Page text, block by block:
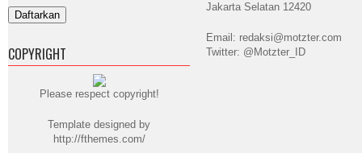
COPYRIGHT
Please respect copyright!
Template designed by
http://fthemes.com/
Jakarta Selatan 12420
Email: redaksi@motzter.com
Twitter: @Motzter_ID